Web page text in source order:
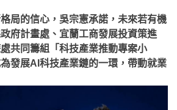
局的信心，吳宗憲承諾，未來若有機
府計畫處、宜蘭工商發展投資策進
共同籌組「科技產業推動專案小
發展AI科技產業鏈的一環，帶動就業